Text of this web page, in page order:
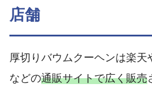
店舗
厚切りバウムクーヘンは楽天
などの通販サイトで広く販売